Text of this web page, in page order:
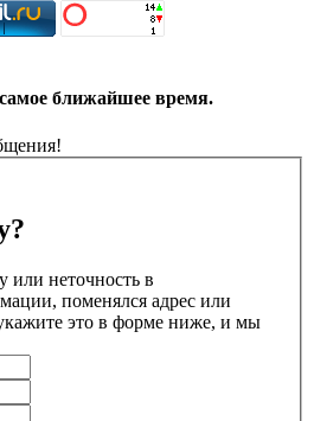
ближайшее время.
неточность в
поменялся адрес или
это в форме ниже, и мы